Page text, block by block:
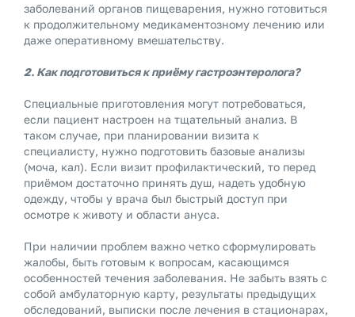
заболеваний органов пищеварения, нужно готовиться
к продолжительному медикаментозному лечению или
даже оперативному вмешательству.
2. Как подготовиться к приёму гастроэнтеролога?
Специальные приготовления могут потребоваться,
если пациент настроен на тщательный анализ. В
таком случае, при планировании визита к
специалисту, нужно подготовить базовые анализы
(моча, кал). Если визит профилактический, то перед
приёмом достаточно принять душ, надеть удобную
одежду, чтобы у врача был быстрый доступ при
осмотре к животу и области ануса.
При наличии проблем важно четко сформулировать
жалобы, быть готовым к вопросам, касающимся
особенностей течения заболевания. Не забыть взять с
собой амбулаторную карту, результаты предыдущих
обследований, выписки после лечения в стационарах,